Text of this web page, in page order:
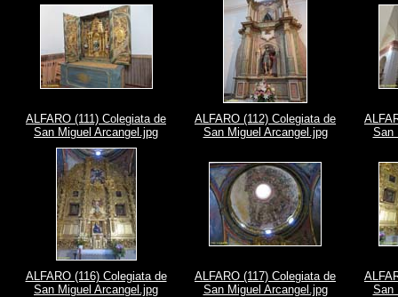
ALFARO (111) Colegiata de
San Miguel Arcangel.jpg
ALFARO (112) Colegiata de
San Miguel Arcangel.jpg
San
ALFARO (116) Colegiata de
San Miguel Arcangel.jpg
ALFARO (117) Colegiata de
San Miguel Arcangel.jpg
San